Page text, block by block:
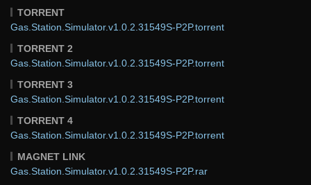
TORRENT
Gas.Station.Simulator.v1.0.2.31549S-P2P.torrent
TORRENT 2
Gas.Station.Simulator.v1.0.2.31549S-P2P.torrent
TORRENT 3
Gas.Station.Simulator.v1.0.2.31549S-P2P.torrent
TORRENT 4
Gas.Station.Simulator.v1.0.2.31549S-P2P.torrent
MAGNET LINK
Gas.Station.Simulator.v1.0.2.31549S-P2P.rar